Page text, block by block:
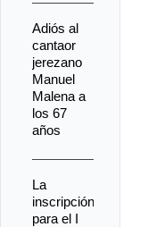
Adiós al
cantaor
jerezano
Manuel
Malena a
los 67
años
La
inscripción
para el I